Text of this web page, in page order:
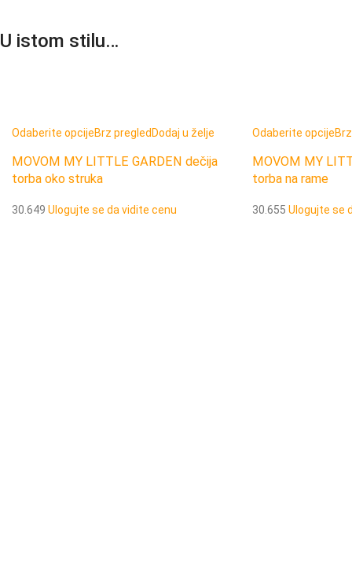
U istom stilu…
Odaberite opcijeBrz pregled Dodaj u želje
MOVOM MY LITTLE GARDEN dečija
torba oko struka
30.649 Ulogujte se da vidite cenu
Odaberite opcije
MOVOM MY
torba na rame
30.655 Ulogujte se